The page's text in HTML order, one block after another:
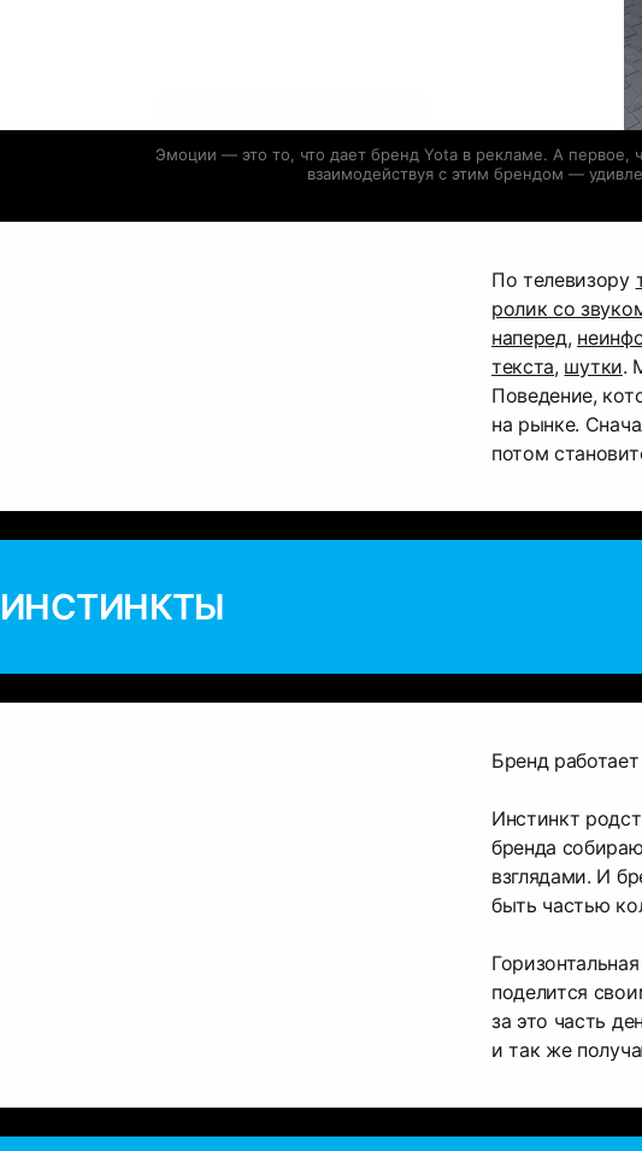
Эмоции — это то, что дает бренд Yota в рекламе. А первое,
взаимодействуя с этим брендом —
По телевизору
ролик со
наперед,
текста, шутки.
Поведение,
на рынке.
потом
ИНСТИНКТЫ
Бренд
Инстинкт
бренда
взглядами. И
быть частью
поделится
за это часть
и так же